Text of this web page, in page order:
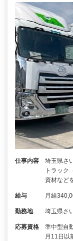
仕事内容
埼玉県さ
トラック
資材など
給与 月給
勤務地 埼玉県さ
応募資格
準中型自
月11日